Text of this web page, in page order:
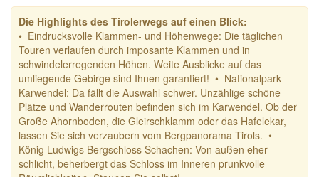
Die Highlights des Tirolerwegs auf einen Blick:
• Eindrucksvolle Klammen- und Höhenwege: Die täglichen
Touren verlaufen durch imposante Klammen und in
schwindelerregenden Höhen. Weite Ausblicke auf das
umliegende Gebirge sind Ihnen garantiert! • Nationalpark
Karwendel: Da fällt die Auswahl schwer. Unzählige schöne
Plätze und Wanderrouten befinden sich im Karwendel. Ob der
Große Ahornboden, die Gleirschklamm oder das Hafelekar,
lassen Sie sich verzaubern vom Bergpanorama Tirols. •
König Ludwigs Bergschloss Schachen: Von außen eher
schlicht, beherbergt das Schloss im Inneren prunkvolle